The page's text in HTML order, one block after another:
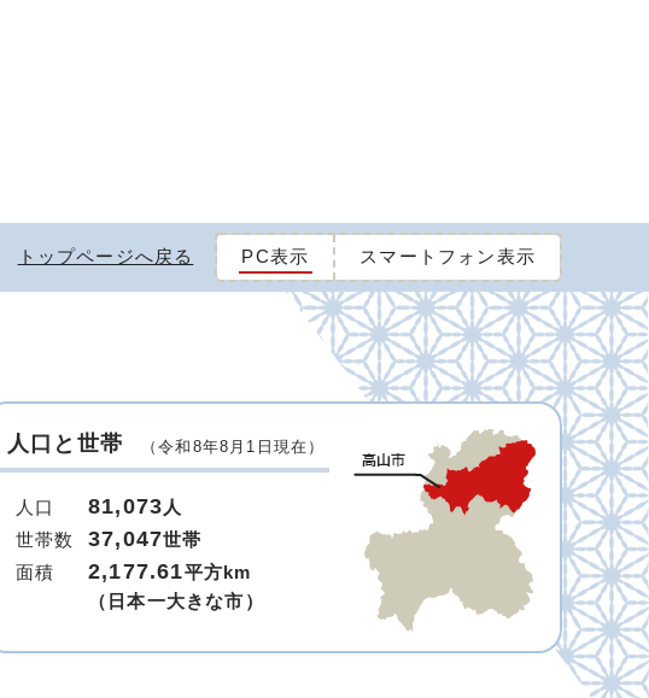
トップページへ戻る PC表示 スマートフォン表示
人口と世帯 （令和8年8月1日現在）
人口 81,073 人
世帯数
37,047世帯
面積
2,177.61平方km
（日本一大きな市）